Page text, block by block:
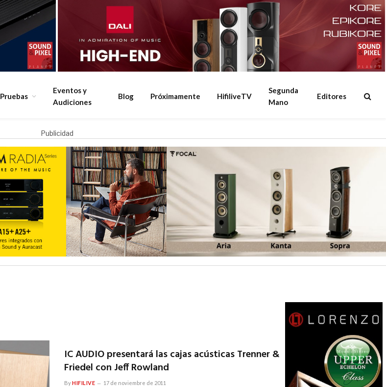
Pruebas
Eventos y
Audiciones
Blog Próximamente HifiliveTV
Segunda
Mano
Editores
Publicidad
IC AUDIO presentará las cajas acústicas Trenner &
Friedel con Jeff Rowland
ByHIFILIVE 17 de noviembre de 2011